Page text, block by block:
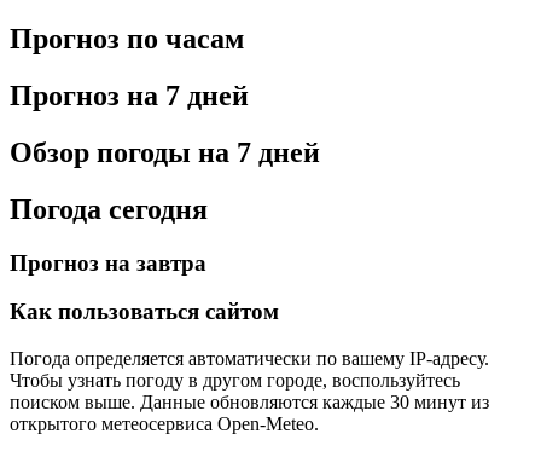
Прогноз по часам
Прогноз на 7 дней
Обзор погоды на 7 дней
Погода сегодня
Прогноз на завтра
Как пользоваться сайтом
Погода определяется автоматически по вашему IP-адресу.
Чтобы узнать погоду в другом городе, воспользуйтесь
поиском выше. Данные обновляются каждые 30 минут из
открытого метеосервиса Open-Meteo.